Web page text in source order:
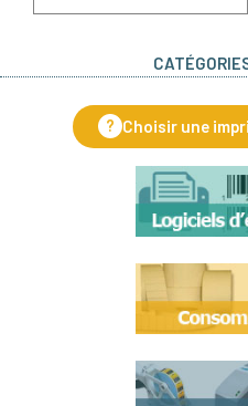
? Choisir une